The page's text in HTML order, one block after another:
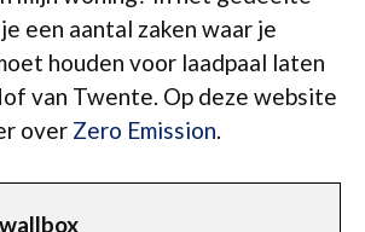
een aantal zaken waar je
houden voor laadpaal laten
van Twente. Op deze website
over Zero Emission.